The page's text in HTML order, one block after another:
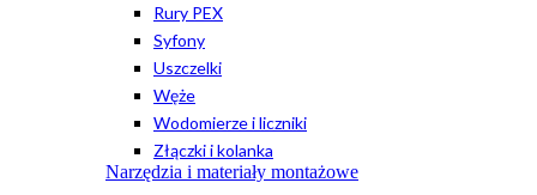
Rury PEX
Syfony
Uszczelki
Węże
Wodomierze i liczniki
Złączki i kolanka
Narzędzia i materiały montażowe